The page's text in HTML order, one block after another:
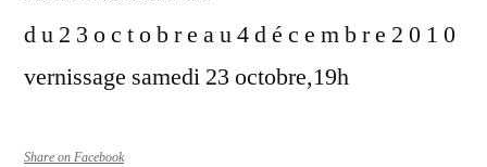
d u 2 3 o c t o b r e a u 4 d é c e m b r e 2 0 1 0
vernissage samedi 23 octobre,19h
Share on Facebook